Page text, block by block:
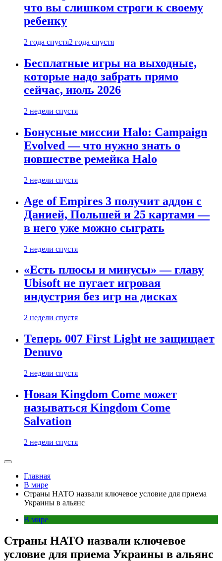
что вы слишком строги к своему
ребенку
2 года спустя2 года спустя
Бесплатные игры на выходные,
которые надо забрать прямо
сейчас, июль 2026
2 недели спустя
Бонусные миссии Halo: Campaign
Evolved — что нужно знать о
новшестве ремейка Halo
2 недели спустя
Age of Empires 3 получит аддон с
Данией, Польшей и 25 картами —
в него уже можно сыграть
2 недели спустя
«Есть плюсы и минусы» — главу
Ubisoft не пугает игровая
индустрия без игр на дисках
2 недели спустя
Теперь 007 First Light не защищает
Denuvo
2 недели спустя
Новая Kingdom Come может
называться Kingdom Come
Salvation
2 недели спустя
Главная
В мире
Страны НАТО назвали ключевое условие для приема
Украины в альянс
В мире
Страны НАТО назвали ключевое
условие для приема Украины в альянс